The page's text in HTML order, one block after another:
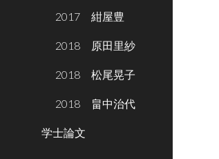
2017 紺屋豊
2018 原田里紗
2018 松尾晃子
2018 畠中治代
学士論文